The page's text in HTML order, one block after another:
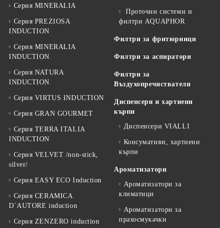
Серия MINERALIA
Серия PREZIOSA
INDUCTION
Серия MINERALIA
INDUCTION
Серия NATURA
INDUCTION
Серия VIRTUS INDUCTION
Серия GRAN GOURMET
Серия TERRA ITALIA
INDUCTION
Серия VELVET /non-stick,
silver/
Серия EASY ECO Induction
Серия CERAMICA
D`AUTORE induction
Серия ZENZERO induction
Проточни системи и
филтри AQUAPHOR
Филтри за фритюрници
Филтри за аспиратори
Филтри за
Въздухопречистватели
Диспенсери и хартиени
кърпи
Диспенсери VIALLI
Консумативи, хартиени
кърпи
Ароматизатори
Ароматизатори за
климатици
Ароматизатори за
прахосмукачки